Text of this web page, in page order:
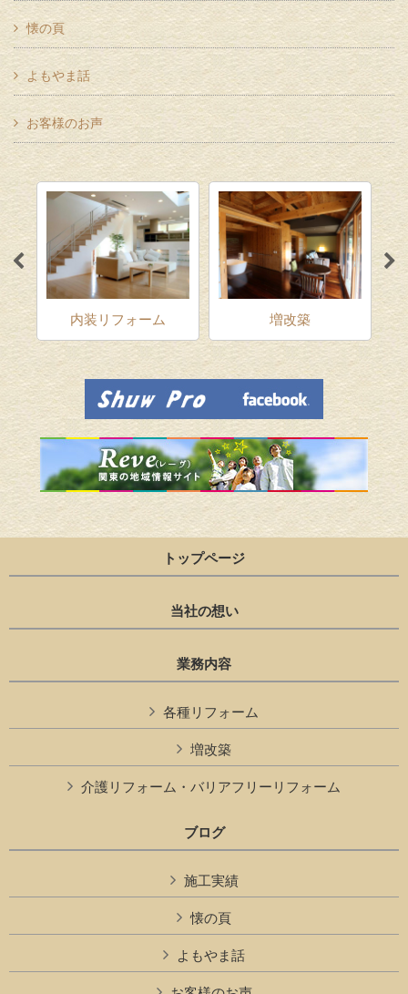
懐の頁
よもやま話
お客様のお声
内装リフォーム 増改築
トップページ
当社の想い
業務内容
各種リフォーム
増改築
介護リフォーム・バリアフリーリフォーム
ブログ
施工実績
懐の頁
よもやま話